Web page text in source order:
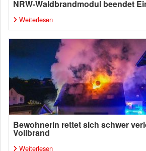
NRW-Waldbrandmodul beendet
Weiterlesen
Bewohnerin rettet sich schwer
Vollbrand
Weiterlesen